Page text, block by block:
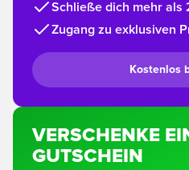
Schließe dich mehr als
Zugang zu exklusiven
Kostenlos
VERSCHENKE
GUTSCHEIN